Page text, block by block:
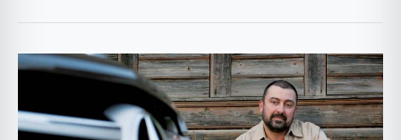
„Nu
se
cuvine